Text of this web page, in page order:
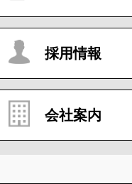
採用情報
会社案内